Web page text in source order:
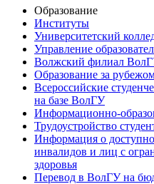
Образование
Институты
Университетский
Управление
Волжский филиал
Образование за
Всероссийские
на базе ВолГУ
Информационно-
Трудоустройство
Информация о
инвалидов и лиц с
здоровья
Перевод в ВолГУ на